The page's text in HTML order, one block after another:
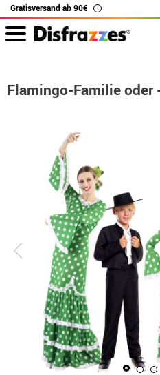
Gratisversand ab 90€ i
Flamingo-Familie oder